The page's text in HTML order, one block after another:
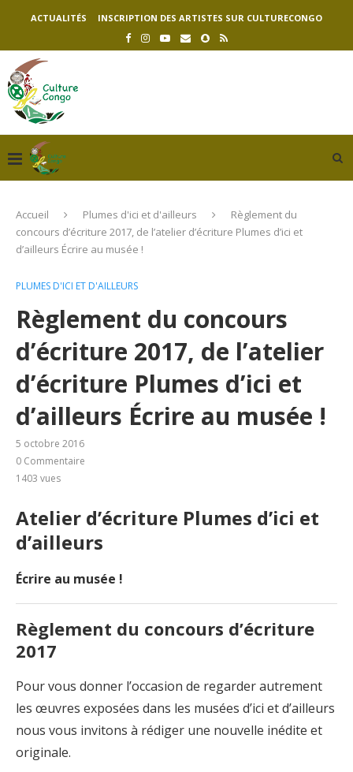
ACTUALITÉS INSCRIPTION DES ARTISTES SUR CULTURECONGO
Accueil Plumes d'ici et d'ailleurs
Règlement du
concours d’écriture 2017, de l’atelier d’écriture Plumes d’ici et
d’ailleurs Écrire au musée !
PLUMES D'ICI ET D'AILLEURS
Règlement du concours
d’écriture 2017, de l’atelier
d’écriture Plumes d’ici et
d’ailleurs Écrire au musée !
5 octobre 2016
0 Commentaire
1403 vues
Atelier d’écriture Plumes d’ici et
d’ailleurs
Écrire au musée !
Règlement du concours d’écriture
2017
Pour vous donner l’occasion de regarder autrement
les œuvres exposées dans les musées d’ici et d’ailleurs
nous vous invitons à rédiger une nouvelle inédite et
originale.